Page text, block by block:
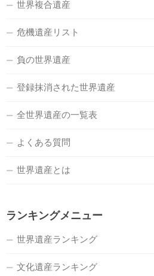
世界複合遺産
危機遺産リスト
負の世界遺産
登録抹消された世界遺産
全世界遺産の一覧表
よくある質問
世界遺産とは
ランキングメニュー
世界遺産ランキング
文化遺産ランキング